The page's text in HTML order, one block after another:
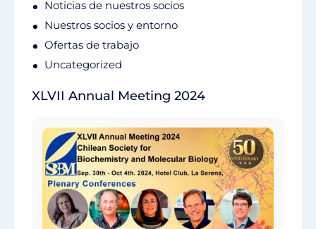
Noticias de nuestros socios
Nuestros socios y entorno
Ofertas de trabajo
Uncategorized
XLVII Annual Meeting 2024